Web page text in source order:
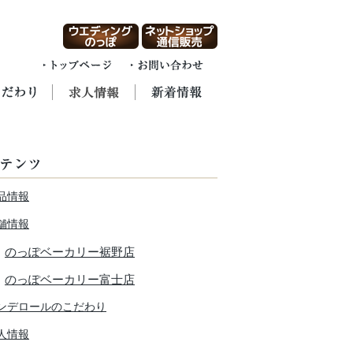
情報
情報
のっぽベーカリー裾野店
のっぽベーカリー富士店
デロールのこだわり
情報